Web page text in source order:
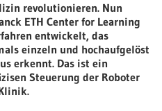
revolutionieren. Nun
ETH Center for Learning
entwickelt, das
einzeln und hochaufgelöst
erkennt. Das ist ein
Steuerung der Roboter